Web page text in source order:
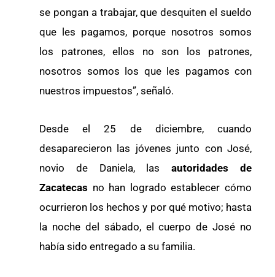
se pongan a trabajar, que desquiten el sueldo
que les pagamos, porque nosotros somos
los patrones, ellos no son los patrones,
nosotros somos los que les pagamos con
nuestros impuestos”, señaló.
Desde el 25 de diciembre, cuando
desaparecieron las jóvenes junto con José,
novio de Daniela, lasautoridades de
Zacatecas no han logrado establecer cómo
ocurrieron los hechos y por qué motivo; hasta
la noche del sábado, el cuerpo de José no
había sido entregado a su familia.